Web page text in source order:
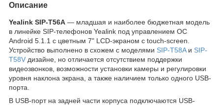
Описание
Yealink SIP-T56A — младшая и наиболее бюджетная модель
в линейке SIP-телефонов Yealink под управлением ОС
Android 5.1.1 с цветным 7" LCD-экраном с touch-screen.
Устройство выполнено в схожем с моделями SIP-T58Aи SIP-
T58V дизайне, но отличается отсутствием поддержки
видеозвонков, возможности установки камеры и регулировки
уровня наклона экрана, а также наличием только одного USB-
порта.
В USB-порт на задней части корпуса подключаются USB-